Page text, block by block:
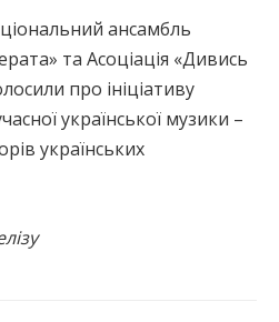
ансамбль
та Асоціація «Дивись
про ініціативу
української музики –
українських